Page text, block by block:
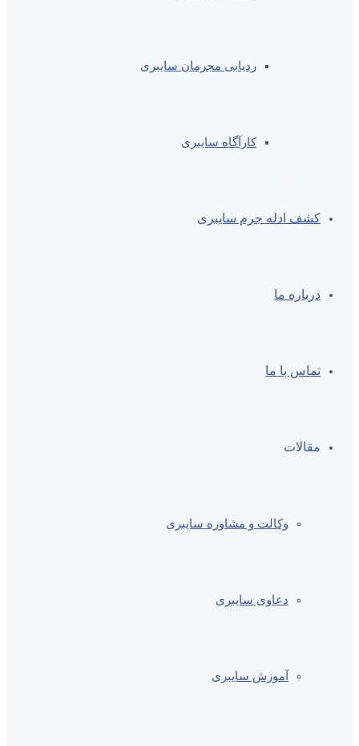
ردیابی مجرمان سایبری
کارآگاه سایبری
کشف ادله جرم سایبری
درباره ما
تماس با ما
مقالات
وکالت و مشاوره سایبری
دعاوی سایبری
آموزش سایبری